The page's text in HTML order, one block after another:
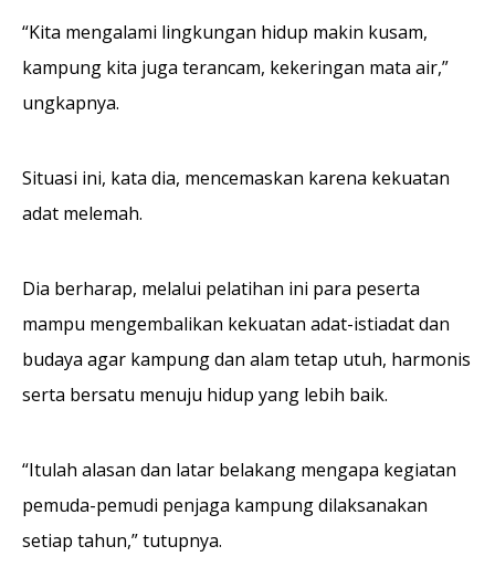
“Kita mengalami lingkungan hidup makin kusam,
kampung kita juga terancam, kekeringan mata air,”
ungkapnya.
Situasi ini, kata dia, mencemaskan karena kekuatan
adat melemah.
Dia berharap, melalui pelatihan ini para peserta
mampu mengembalikan kekuatan adat-istiadat dan
budaya agar kampung dan alam tetap utuh, harmonis
serta bersatu menuju hidup yang lebih baik.
“Itulah alasan dan latar belakang mengapa kegiatan
pemuda-pemudi penjaga kampung dilaksanakan
setiap tahun,” tutupnya.